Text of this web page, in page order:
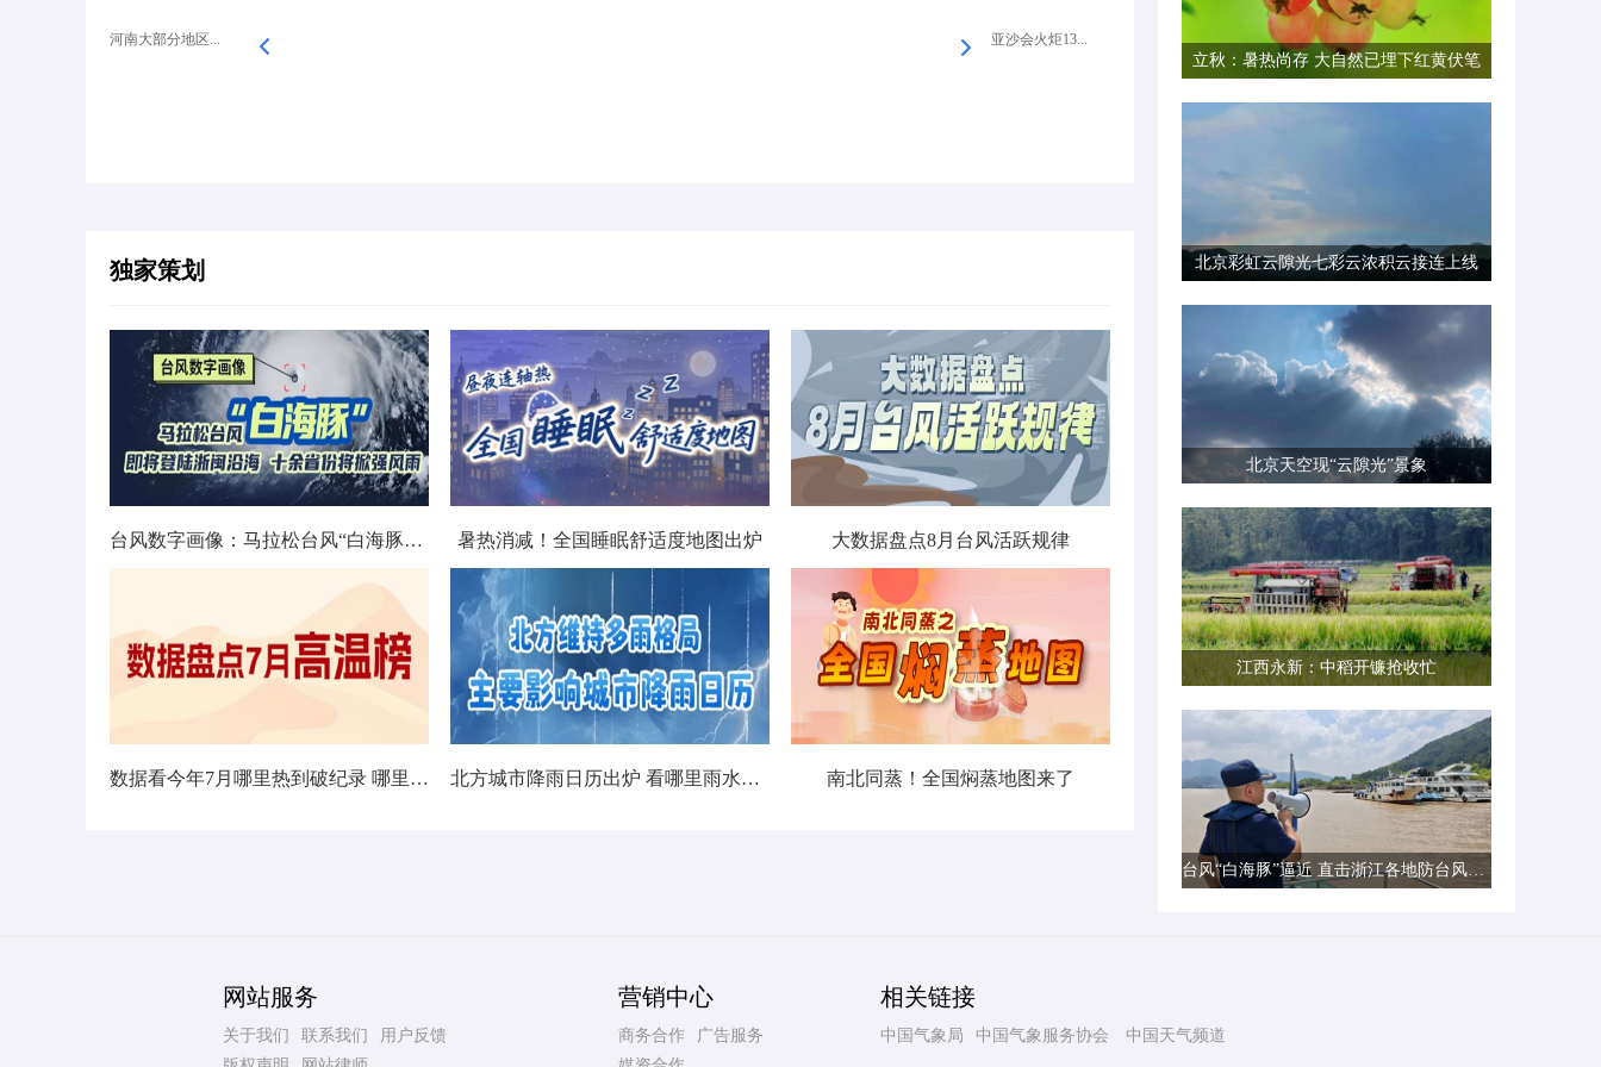
河南大部分地区... 亚沙会火炬13...
独家策划
台风数字画像：马拉松台风“白海豚”将影响十余省份 暑热消减！全国睡眠舒适度地图出炉 大数据盘点8月台风活跃规律
数据看今年7月哪里热到破纪录 哪里暑热连轴转 北方城市降雨日历出炉 看哪里雨水超长待机 南北同蒸！全国焖蒸地图来了
立秋：暑热尚存 大自然已埋下红黄伏笔
北京彩虹云隙光七彩云浓积云接连上线
北京天空现“云隙光”景象
江西永新：中稻开镰抢收忙
台风“白海豚”逼近 直击浙江各地防台风一线现场
网站服务
关于我们 联系我们
用户反馈
营销中心
商务合作
广告服务
相关链接
中国气象局 中国气象服务协会 中国天气频道